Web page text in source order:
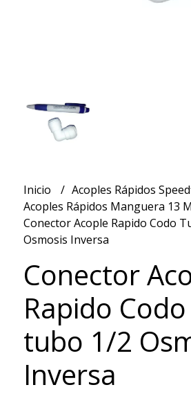
Inicio
Acoples Rápidos
Acoples Rápidos Manguera 13
Conector Acople Rapido Codo
Osmosis Inversa
Conector
Rapido
tubo 1/2
Inversa